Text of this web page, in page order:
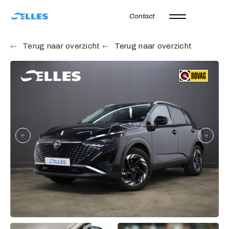
Contact
Home
Aanbod
Autoverhuur
Werkplaats
Over ons
Verkocht
Vacatures
Contact
Terug naar overzicht Terug naar overzicht